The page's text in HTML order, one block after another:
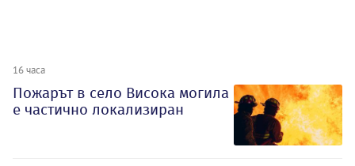
16 часа
Пожарът в село Висока могила
е частично локализиран